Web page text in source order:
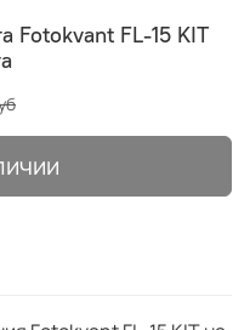
Fotokvant FL-15 KIT